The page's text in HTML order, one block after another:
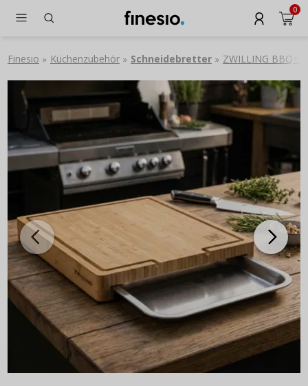
0
Finesio » Küchenzubehör » Schneidebretter » ZWILLING BBQ+